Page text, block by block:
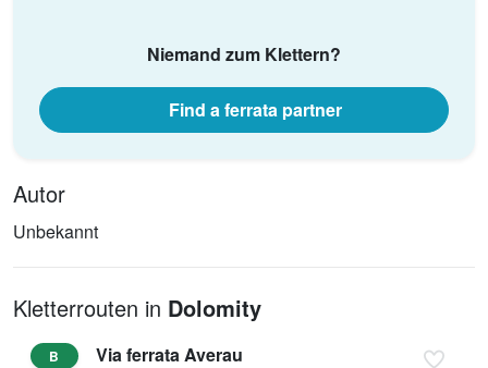
Niemand zum Klettern?
Find a ferrata partner
Autor
Unbekannt
Kletterrouten in Dolomity
B Via ferrata Averau